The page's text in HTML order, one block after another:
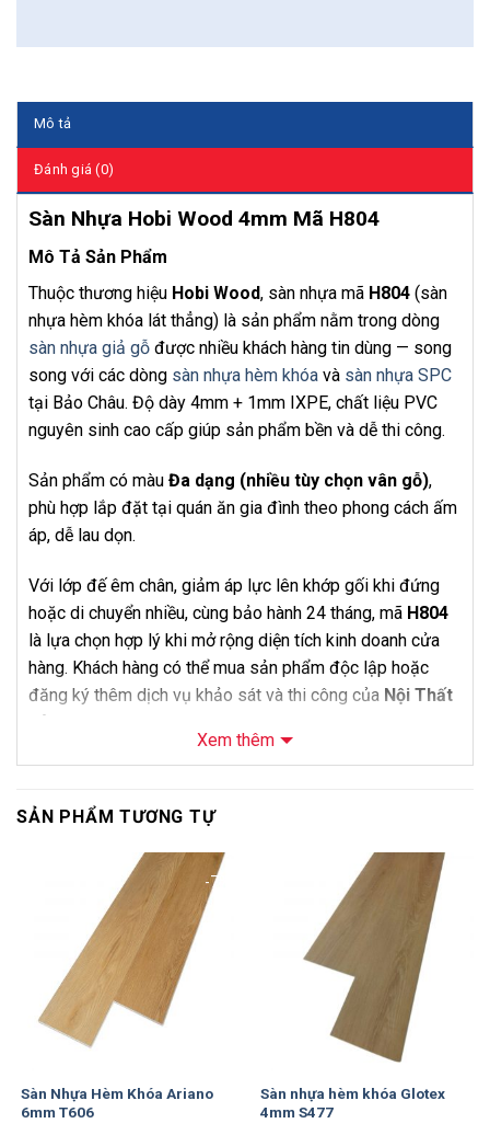
Mô tả
Đánh giá (0)
Sàn Nhựa Hobi Wood 4mm Mã H804
Mô Tả Sản Phẩm
Thuộc thương hiệu Hobi Wood, sàn nhựa mã H804 (sàn
nhựa hèm khóa lát thẳng) là sản phẩm nằm trong dòng
sàn nhựa giả gỗ được nhiều khách hàng tin dùng — song
song với các dòng sàn nhựa hèm khóa và sàn nhựa SPC
tại Bảo Châu. Độ dày 4mm + 1mm IXPE, chất liệu PVC
nguyên sinh cao cấp giúp sản phẩm bền và dễ thi công.
Sản phẩm có màu Đa dạng (nhiều tùy chọn vân gỗ),
phù hợp lắp đặt tại quán ăn gia đình theo phong cách ấm
áp, dễ lau dọn.
Với lớp đế êm chân, giảm áp lực lên khớp gối khi đứng
hoặc di chuyển nhiều, cùng bảo hành 24 tháng, mã H804
là lựa chọn hợp lý khi mở rộng diện tích kinh doanh cửa
hàng. Khách hàng có thể mua sản phẩm độc lập hoặc
đăng ký thêm dịch vụ khảo sát và thi công của Nội Thất
Bảo Châu
Thông Số Kỹ Thuật
Thông số Chi tiết
Tên sản phẩm Sàn Nhựa Hobi Wood 4mm Mã H804
Mã sản phẩm H804
Thương hiệu Hobi Wood
Loại sản phẩm Sàn nhựa hèm khóa lát thẳng
Độ dày
Kích thước Dài 1224 x Rộng 153 mm x Dày 4mm
tấm/hộp
10 tấm/hộp
Xem thêm
SẢN PHẨM TƯƠNG TỰ
-7%
Sàn Nhựa Hèm Khóa Ariano
6mm T606
Sàn nhựa hèm khóa Glotex
4mm S477